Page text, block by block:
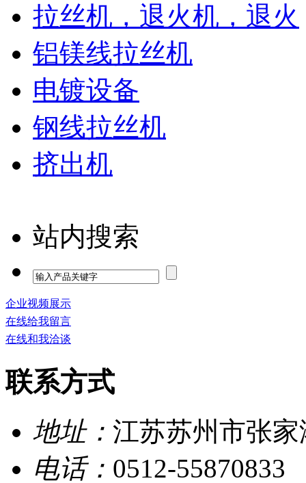
拉丝机，退火机，退火
铝镁线拉丝机
电镀设备
钢线拉丝机
挤出机
站内搜索
企业视频展示
在线给我留言
在线和我洽谈
联系方式
地址： 江苏苏州市张
电话： 0512-55870833